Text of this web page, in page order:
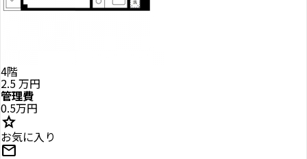
4階
2.5万円
管理費
0.5万円
star
お気に入り
mail